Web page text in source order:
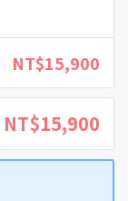
NT$15,900
NT$15,900